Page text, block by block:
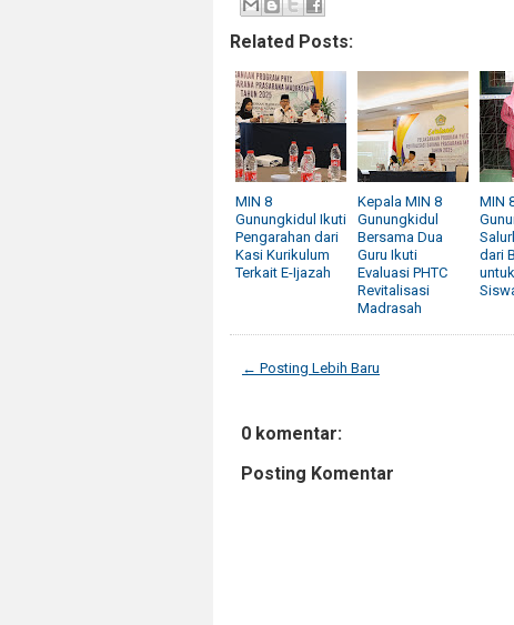
Related Posts:
MIN 8
Gunungkidul Ikuti
Pengarahan dari
Kasi Kurikulum
Terkait E-Ijazah
Kepala MIN 8
Gunungkidul
Bersama Dua
Guru Ikuti
Evaluasi PHTC
Revitalisasi
Madrasah
MIN
dari
← Posting Lebih Baru
0 komentar:
Posting Komentar